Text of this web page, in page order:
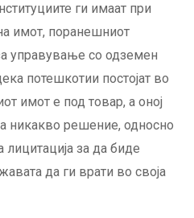
ги имаат при
имот, поранешниот
управување со одземен
потешкотии постојат во
имот е под товар, а оној
никакво решение, односно
за да биде
да ги врати во своја